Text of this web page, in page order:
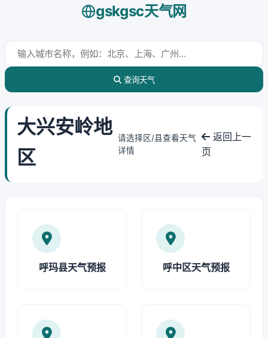
gskgsc天气网
查询天气
大兴安岭地
区
请选择区/县查看天气
详情
返回上一
页
呼玛县天气预报 呼中区天气预报